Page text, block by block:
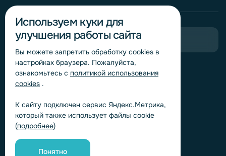
Горячая линия комплаенс
Обработка персональных данных
Политика обработки файлов cookie
Согласие на обработку персональных данных
«Яндекс.Метрика»
Согласие на обработку персональных данных для
получения рекламно-информационных рассылок
Пригласить в тендер
Используем куки для
улучшения работы сайта
Вы можете запретить обработку сookies в
настройках браузера. Пожалуйста,
ознакомьтесь с политикой использования
cookies .
К сайту подключен сервис Яндекс.Метрика,
который также использует файлы cookie
(подробнее)
Понятно